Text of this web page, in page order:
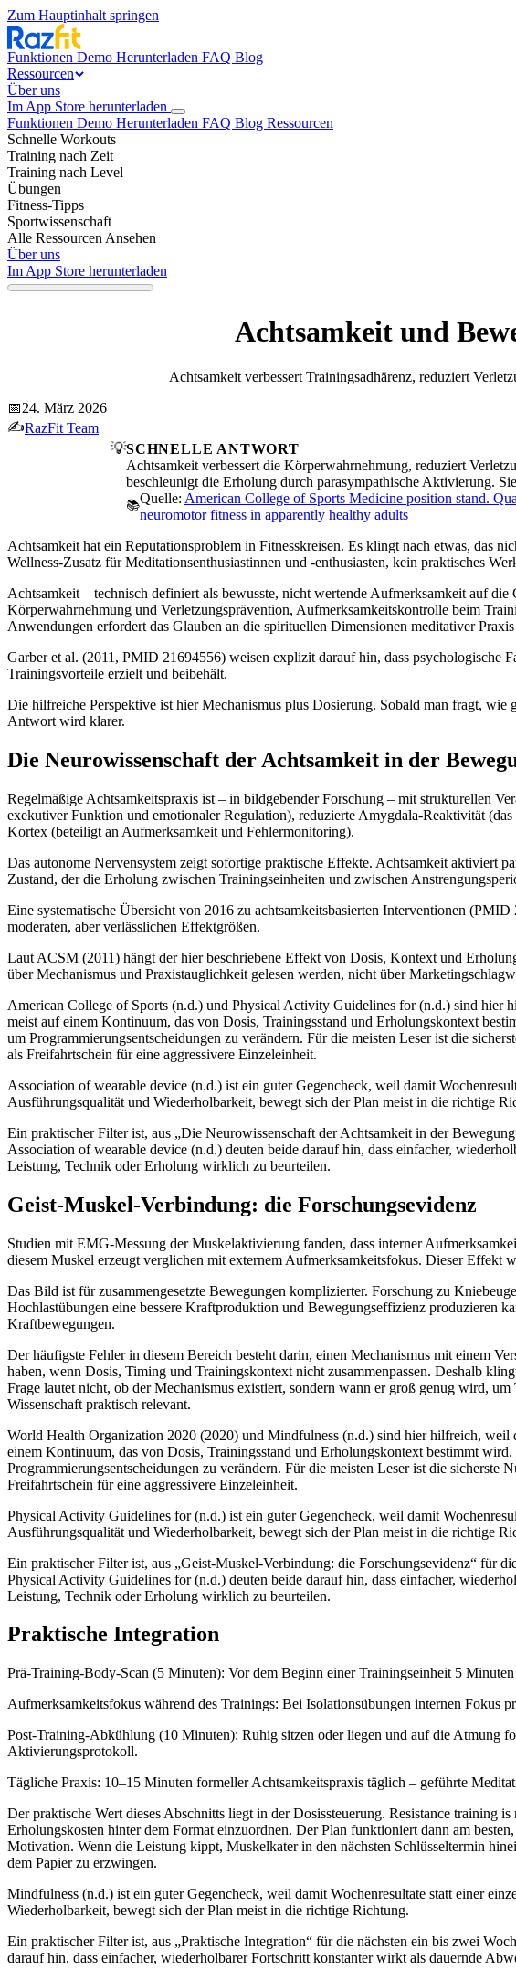
Zum Hauptinhalt springen
Funktionen Demo Herunterladen FAQ Blog
Ressourcen
Über uns
Im App Store herunterladen
Funktionen Demo Herunterladen FAQ Blog Ressourcen
Schnelle Workouts
Training nach Zeit
Training nach Level
Übungen
Fitness-Tipps
Sportwissenschaft
Alle Ressourcen Ansehen
Über uns
Im App Store herunterladen
Achtsamkeit und
Achtsamkeit verbessert Trainingsadhärenz, reduziert
📅24. März 2026
✍️RazFit Team
💡SCHNELLE ANTWORT
Achtsamkeit verbessert die Körperwahrnehmung, reduziert
beschleunigt die Erholung durch parasympathische Aktivierung.
📚Quelle: American College of Sports Medicine position stand.
neuromotor fitness in apparently healthy adults
Achtsamkeit hat ein Reputationsproblem in Fitnesskreisen. Es klingt nach etwas, das
Wellness-Zusatz für Meditationsenthusiastinnen und -enthusiasten, kein praktisches
Achtsamkeit – technisch definiert als bewusste, nicht wertende Aufmerksamkeit auf
Körperwahrnehmung und Verletzungsprävention, Aufmerksamkeitskontrolle beim
Anwendungen erfordert das Glauben an die spirituellen Dimensionen meditativer
Garber et al. (2011, PMID 21694556) weisen explizit darauf hin, dass
Trainingsvorteile erzielt und beibehält.
Die hilfreiche Perspektive ist hier Mechanismus plus Dosierung. Sobald man fragt,
Antwort wird klarer.
Die Neurowissenschaft der Achtsamkeit in der
Regelmäßige Achtsamkeitspraxis ist – in bildgebender Forschung – mit strukturellen
exekutiver Funktion und emotionaler Regulation), reduzierte Amygdala-Reaktivität
Kortex (beteiligt an Aufmerksamkeit und Fehlermonitoring).
Das autonome Nervensystem zeigt sofortige praktische Effekte. Achtsamkeit aktiviert
Zustand, der die Erholung zwischen Trainingseinheiten und zwischen
Eine systematische Übersicht von 2016 zu achtsamkeitsbasierten Interventionen
moderaten, aber verlässlichen Effektgrößen.
Laut ACSM (2011) hängt der hier beschriebene Effekt von Dosis, Kontext und
über Mechanismus und Praxistauglichkeit gelesen werden, nicht über
American College of Sports (n.d.) und Physical Activity Guidelines for (n.d.) sind hier
meist auf einem Kontinuum, das von Dosis, Trainingsstand und Erholungskontext
um Programmierungsentscheidungen zu verändern. Für die meisten Leser ist die
als Freifahrtschein für eine aggressivere Einzeleinheit.
Association of wearable device (n.d.) ist ein guter Gegencheck, weil damit
Ausführungsqualität und Wiederholbarkeit, bewegt sich der Plan meist in die richtige
Ein praktischer Filter ist, aus „Die Neurowissenschaft der Achtsamkeit in der
Association of wearable device (n.d.) deuten beide darauf hin, dass einfacher,
Leistung, Technik oder Erholung wirklich zu beurteilen.
Geist-Muskel-Verbindung: die Forschungsevidenz
Studien mit EMG-Messung der Muskelaktivierung fanden, dass interner
diesem Muskel erzeugt verglichen mit externem Aufmerksamkeitsfokus. Dieser Effekt
Das Bild ist für zusammengesetzte Bewegungen komplizierter. Forschung zu
Hochlastübungen eine bessere Kraftproduktion und Bewegungseffizienz produzieren
Kraftbewegungen.
Der häufigste Fehler in diesem Bereich besteht darin, einen Mechanismus mit einem
haben, wenn Dosis, Timing und Trainingskontext nicht zusammenpassen. Deshalb
Frage lautet nicht, ob der Mechanismus existiert, sondern wann er groß genug wird,
Wissenschaft praktisch relevant.
World Health Organization 2020 (2020) und Mindfulness (n.d.) sind hier hilfreich, weil
einem Kontinuum, das von Dosis, Trainingsstand und Erholungskontext bestimmt
Programmierungsentscheidungen zu verändern. Für die meisten Leser ist die
Freifahrtschein für eine aggressivere Einzeleinheit.
Physical Activity Guidelines for (n.d.) ist ein guter Gegencheck, weil damit
Ausführungsqualität und Wiederholbarkeit, bewegt sich der Plan meist in die richtige
Ein praktischer Filter ist, aus „Geist-Muskel-Verbindung: die Forschungsevidenz“ für
Physical Activity Guidelines for (n.d.) deuten beide darauf hin, dass einfacher,
Leistung, Technik oder Erholung wirklich zu beurteilen.
Praktische Integration
Prä-Training-Body-Scan (5 Minuten): Vor dem Beginn einer Trainingseinheit 5
Aufmerksamkeitsfokus während des Trainings: Bei Isolationsübungen internen Fokus
Post-Training-Abkühlung (10 Minuten): Ruhig sitzen oder liegen und auf die Atmung
Aktivierungsprotokoll.
Tägliche Praxis: 10–15 Minuten formeller Achtsamkeitspraxis täglich – geführte
Der praktische Wert dieses Abschnitts liegt in der Dosissteuerung. Resistance
Erholungskosten hinter dem Format einzuordnen. Der Plan funktioniert dann am
Motivation. Wenn die Leistung kippt, Muskelkater in den nächsten Schlüsseltermin
dem Papier zu erzwingen.
Mindfulness (n.d.) ist ein guter Gegencheck, weil damit Wochenresultate statt einer
Wiederholbarkeit, bewegt sich der Plan meist in die richtige Richtung.
Ein praktischer Filter ist, aus „Praktische Integration“ für die nächsten ein bis zwei
darauf hin, dass einfacher, wiederholbarer Fortschritt konstanter wirkt als dauernde